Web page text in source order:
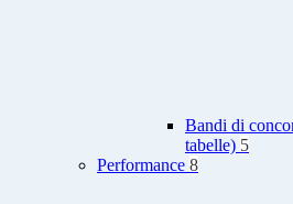
Bandi di
tabelle) 5
Performance 8